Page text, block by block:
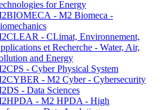
for Energy
- M2 Biomeca -
- CLimat, Environnement,
et Recherche - Water, Air,
and Energy
- Cyber Physical System
- M2 Cyber - Cybersecurity
- Data Sciences
- M2 HPDA - High